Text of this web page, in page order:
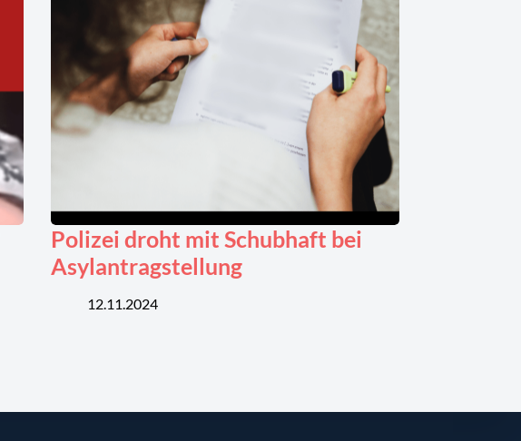
Polizei droht mit Schubhaft bei
Asylantragstellung
12.11.2024